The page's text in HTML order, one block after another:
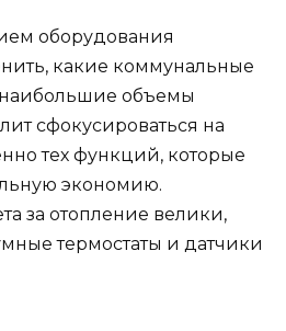
оборудования
какие коммунальные
наибольшие объемы
сфокусироваться на
тех функций, которые
экономию.
за отопление велики,
термостаты и датчики